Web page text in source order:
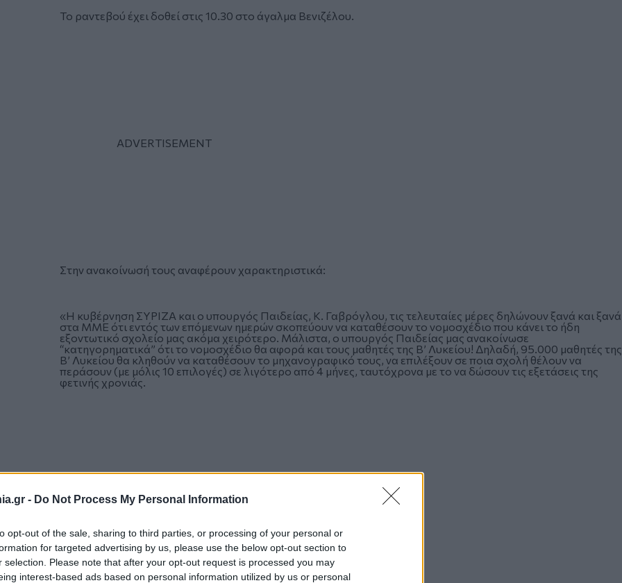
- Do Not Process My Personal Information
opt-out of the sale, sharing to third parties, or processing of your personal or
for targeted advertising by us, please use the below opt-out section to
selection. Please note that after your opt-out request is processed you may
interest-based ads based on personal information utilized by us or personal
Το ραντεβού έχει δοθεί στις 10.30 στο άγαλμα Βενιζέλου.
Στην ανακοίνωσή τους αναφέρουν χαρακτηριστικά:
«Η κυβέρνηση ΣΥΡΙΖΑ και ο υπουργός Παιδείας, Κ. Γαβρόγλου, τις τελευταίες μέρες δηλώνουν ξανά και ξανά
στα ΜΜΕ ότι εντός των επόμενων ημερών σκοπεύουν να καταθέσουν το νομοσχέδιο που κάνει το ήδη
εξοντωτικό σχολείο μας ακόμα χειρότερο. Μάλιστα, ο υπουργός Παιδείας μας ανακοίνωσε
“κατηγορηματικά” ότι το νομοσχέδιο θα αφορά και τους μαθητές της Β’ Λυκείου! Δηλαδή, 95.000 μαθητές της
Β’ Λυκείου θα κληθούν να καταθέσουν το μηχανογραφικό τους, να επιλέξουν σε ποια σχολή θέλουν να
περάσουν (με μόλις 10 επιλογές) σε λιγότερο από 4 μήνες, ταυτόχρονα με το να δώσουν τις εξετάσεις της
φετινής χρονιάς.